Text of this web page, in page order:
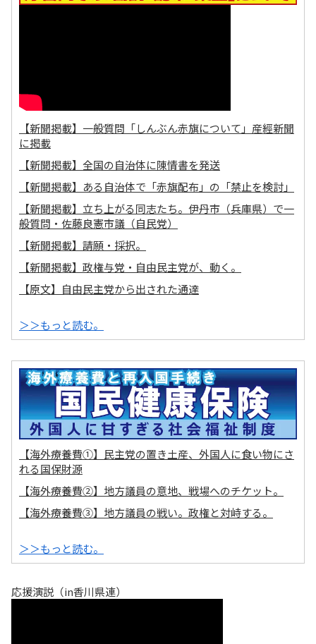
【新聞掲載】一般質問「しんぶん赤旗について」産經新聞
に掲載
【新聞掲載】全国の自治体に陳情書を発送
【新聞掲載】ある自治体で「赤旗配布」の「禁止を検討」
【新聞掲載】立ち上がる同志たち。伊丹市（兵庫県）で一
般質問・佐藤良憲市議（自民党）
【新聞掲載】請願・採択。
【新聞掲載】政権与党・自由民主党が、動く。
【原文】自由民主党から出された通達
＞＞もっと読む。
【海外療養費①】民主党の置き土産、外国人に食い物にさ
れる国保財源
【海外療養費②】地方議員の意地、戦場へのチケット。
【海外療養費③】地方議員の戦い。政権と対峙する。
＞＞もっと読む。
応援演説（in香川県連）